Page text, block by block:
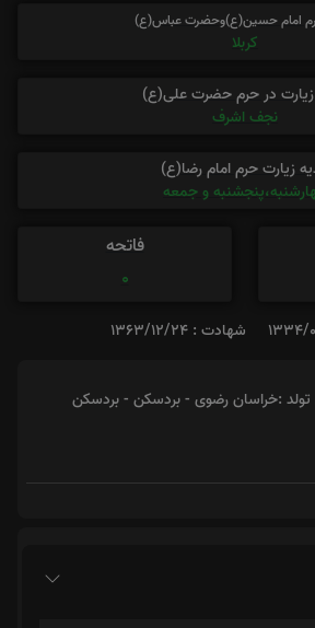
امام حسین(ع)وحضرت عباس(ع)
کربلا
در حرم حضرت علی(ع)
نجف اشرف
زیارت حرم امام رضا(ع)
و جمعه
فاتحه
0
شهادت : 1363/12/24
:خراسان رضوی - بردسکن - بردسکن